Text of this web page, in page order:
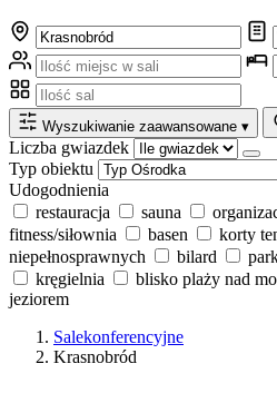
Wyszukiwanie zaawansowane ▾
Liczba gwiazdek
Typ obiektu
Udogodnienia
restauracja
sauna
fitness/siłownia
basen korty
niepełnosprawnych
bilard
kręgielnia
blisko plaży nad
jeziorem
Salekonferencyjne
Krasnobród